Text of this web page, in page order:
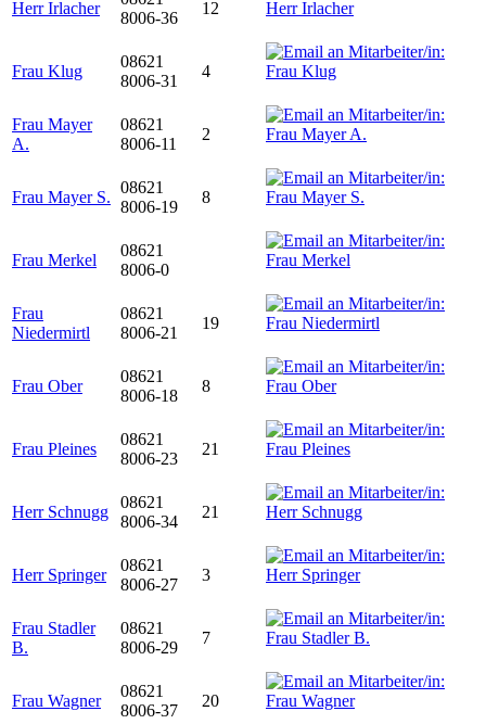
Herr Irlacher
8006-36
12
Frau Klug
08621
8006-31
4
Frau Mayer
A.
08621
8006-11
2
Frau Mayer S.
08621
8006-19
8
Frau Merkel
08621
8006-0
Frau
Niedermirtl
08621
8006-21
19
Frau Ober
08621
8006-18
8
Frau Pleines
08621
8006-23
21
Herr Schnugg
08621
8006-34
21
Herr Springer
08621
8006-27
3
Frau Stadler
B.
08621
8006-29
7
Frau Wagner
08621
8006-37
20